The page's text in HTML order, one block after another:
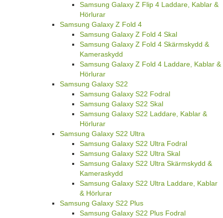
Samsung Galaxy Z Flip 4 Laddare, Kablar &
Hörlurar
Samsung Galaxy Z Fold 4
Samsung Galaxy Z Fold 4 Skal
Samsung Galaxy Z Fold 4 Skärmskydd &
Kameraskydd
Samsung Galaxy Z Fold 4 Laddare, Kablar &
Hörlurar
Samsung Galaxy S22
Samsung Galaxy S22 Fodral
Samsung Galaxy S22 Skal
Samsung Galaxy S22 Laddare, Kablar &
Hörlurar
Samsung Galaxy S22 Ultra
Samsung Galaxy S22 Ultra Fodral
Samsung Galaxy S22 Ultra Skal
Samsung Galaxy S22 Ultra Skärmskydd &
Kameraskydd
Samsung Galaxy S22 Ultra Laddare, Kablar
& Hörlurar
Samsung Galaxy S22 Plus
Samsung Galaxy S22 Plus Fodral